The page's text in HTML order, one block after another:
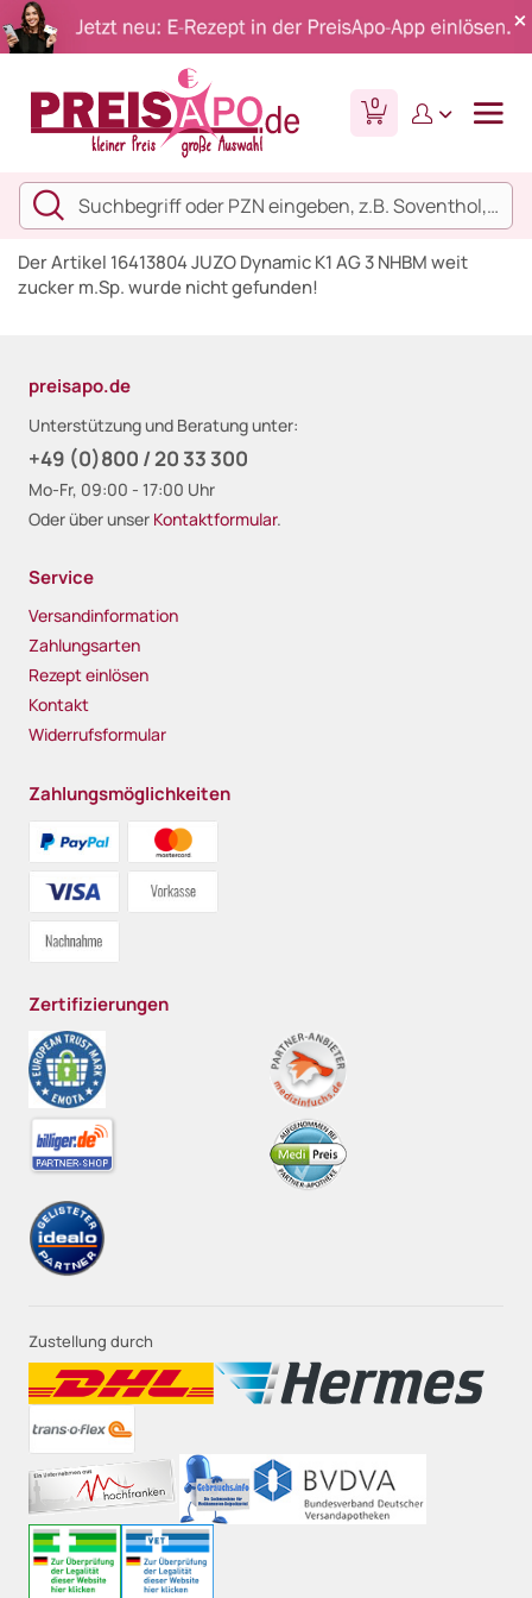
0
Der Artikel 16413804 JUZO Dynamic K1 AG 3 NHBM weit
zucker m.Sp. wurde nicht gefunden!
preisapo.de
Unterstützung und Beratung unter:
+49 (0)800 / 20 33 300
Mo-Fr, 09:00 - 17:00 Uhr
Oder über unser Kontaktformular.
Service
Versandinformation
Zahlungsarten
Rezept einlösen
Kontakt
Widerrufsformular
Zahlungsmöglichkeiten
Zertifizierungen
Zustellung durch